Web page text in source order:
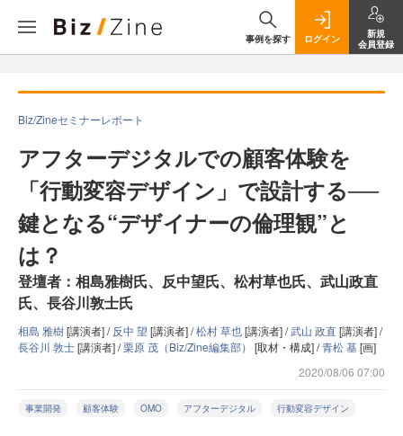
事例を探す ログイン
新規
会員登録
Biz/Zineセミナーレポート
アフターデジタルでの顧客体験を
「行動変容デザイン」で設計する──
鍵となる“デザイナーの倫理観”と
は？
登壇者：相島雅樹氏、反中望氏、松村草也氏、武山政直
氏、長谷川敦士氏
相島 雅樹[講演者] / 反中 望 [講演者] /松村 草也[講演者] /武山 政直[講演者] /
長谷川 敦士[講演者] /栗原 茂（Biz/Zine編集部） [取材・構成] /青松 基[画]
2020/08/06 07:00
事業開発 顧客体験 OMO アフターデジタル 行動変容デザイン